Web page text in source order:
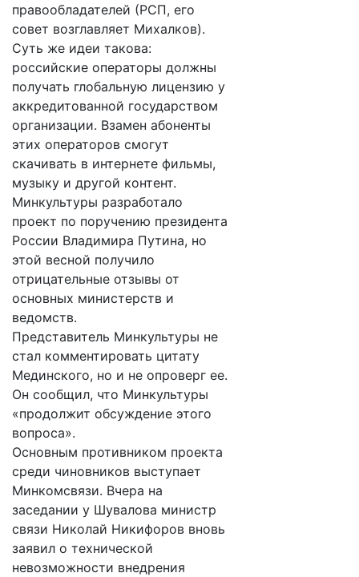
правообладателей (РСП, его
совет возглавляет Михалков).
Суть же идеи такова:
российские операторы должны
получать глобальную лицензию у
аккредитованной государством
организации. Взамен абоненты
этих операторов смогут
скачивать в интернете фильмы,
музыку и другой контент.
Минкультуры разработало
проект по поручению президента
России Владимира Путина, но
этой весной получило
отрицательные отзывы от
основных министерств и
ведомств.
Представитель Минкультуры не
стал комментировать цитату
Мединского, но и не опроверг ее.
Он сообщил, что Минкультуры
«продолжит обсуждение этого
вопроса».
Основным противником проекта
среди чиновников выступает
Минкомсвязи. Вчера на
заседании у Шувалова министр
связи Николай Никифоров вновь
заявил о технической
невозможности внедрения